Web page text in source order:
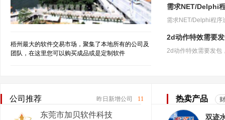
梧州最大的软件交易市场，聚集了本地所有的公司及
团队，在这里您可以购买成品或是定制软件
需求NET/Delphi
2d动作特效需要
公司推荐 昨日新增公司 11
东莞市加贝软件科技
热卖产品